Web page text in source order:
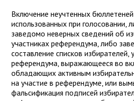
Включение неучтенных
использованных при голосовании,
заведомо неверных сведений об
участниках референдума, либо
составление списков избирателей,
референдума, выражающееся во
обладающих активным
на участие в референдуме, или
фальсификация подписей